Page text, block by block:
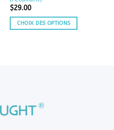
$29.00
CHOIX DES OPTIONS
peuvent
être